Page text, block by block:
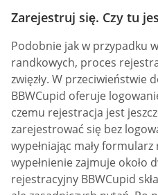
Zarejestruj się. Czy tu
Podobnie jak w przypadku
randkowych, proces
zwięzły. W przeciwieństwie
BBWCupid oferuje
czemu rejestracja jest
zarejestrować się bez
wypełniając mały
wypełnienie zajmuje około
rejestracyjny BBWCupid